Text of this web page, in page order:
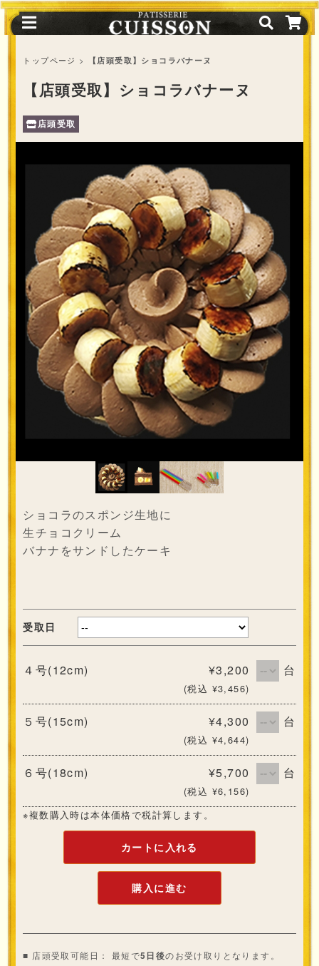
トップページ > 【店頭受取】ショコラバナーヌ
【店頭受取】ショコラバナーヌ
店頭受取
ショコラのスポンジ生地に
生チョコクリーム
バナナをサンドしたケーキ
受取日
４号(12cm) ¥3,200
(税込 ¥3,456)
台
５号(15cm) ¥4,300
(税込 ¥4,644)
台
６号(18cm) ¥5,700
(税込 ¥6,156)
台
※複数購入時は本体価格で税計算します。
カートに入れる
購入に進む
■ 店頭受取可能日： 最短で5日後のお受け取りとなります。